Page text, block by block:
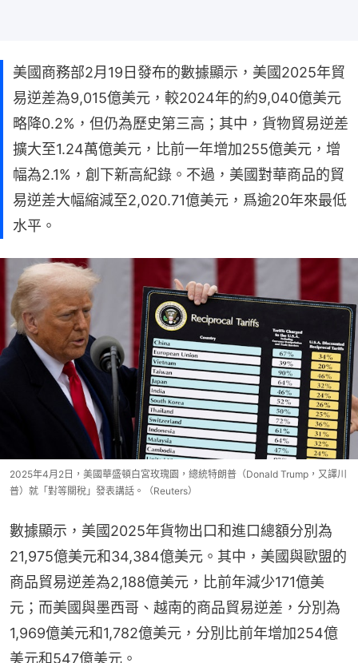
美國商務部2月19日發布的數據顯示，美國2025年貿
易逆差為9,015億美元，較2024年的約9,040億美元
略降0.2%，但仍為歷史第三高；其中，貨物貿易逆差
擴大至1.24萬億美元，比前一年增加255億美元，增
幅為2.1%，創下新高紀錄。不過，美國對華商品的貿
易逆差大幅縮減至2,020.71億美元，爲逾20年來最低
水平。
2025年4月2日，美國華盛頓白宮玫瑰園，總統特朗普（Donald Trump，又譯川
普）就「對等關稅」發表講話。（Reuters）
數據顯示，美國2025年貨物出口和進口總額分別為
21,975億美元和34,384億美元。其中，美國與歐盟的
商品貿易逆差為2,188億美元，比前年減少171億美
元；而美國與墨西哥、越南的商品貿易逆差，分別為
1,969億美元和1,782億美元，分別比前年增加254億
美元和547億美元。